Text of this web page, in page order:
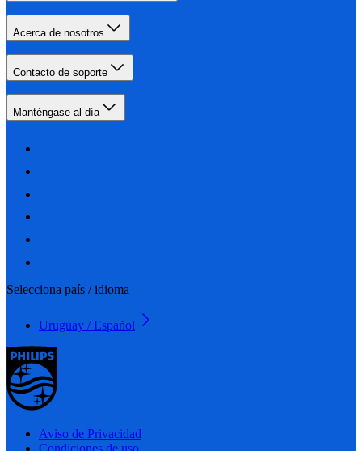
Acerca de nosotros
Contacto de soporte
Manténgase al día
Selecciona país / idioma
Uruguay / Español
Aviso de Privacidad
Condiciones de uso